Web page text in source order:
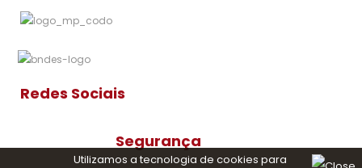
Redes Sociais
Segurança
Utilizamos a tecnologia de cookies para